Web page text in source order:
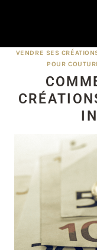
VENDRE SES
POUR